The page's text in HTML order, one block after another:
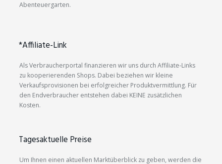
Abenteuergarten.
*Affiliate-Link
Als Verbraucherportal finanzieren wir uns durch Affiliate-Links
zu kooperierenden Shops. Dabei beziehen wir kleine
Verkaufsprovisionen bei erfolgreicher Produktvermittlung. Für
den Endverbraucher entstehen dabei KEINE zusätzlichen
Kosten.
Tagesaktuelle Preise
Um Ihnen einen aktuellen Marktüberblick zu geben, werden die